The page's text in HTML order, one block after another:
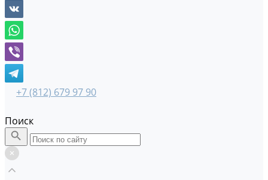
+7 (812) 679 97 90
Поиск